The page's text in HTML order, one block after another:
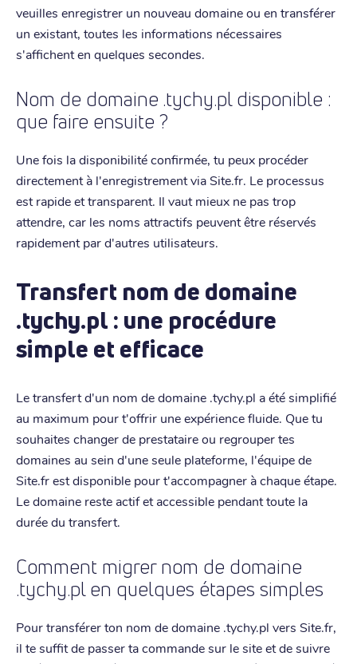
veuilles enregistrer un nouveau domaine ou en transférer
un existant, toutes les informations nécessaires
s'affichent en quelques secondes.
Nom de domaine .tychy.pl disponible :
que faire ensuite ?
Une fois la disponibilité confirmée, tu peux procéder
directement à l'enregistrement via Site.fr. Le processus
est rapide et transparent. Il vaut mieux ne pas trop
attendre, car les noms attractifs peuvent être réservés
rapidement par d'autres utilisateurs.
Transfert nom de domaine
.tychy.pl : une procédure
simple et efficace
Le transfert d'un nom de domaine .tychy.pl a été simplifié
au maximum pour t'offrir une expérience fluide. Que tu
souhaites changer de prestataire ou regrouper tes
domaines au sein d'une seule plateforme, l'équipe de
Site.fr est disponible pour t'accompagner à chaque étape.
Le domaine reste actif et accessible pendant toute la
durée du transfert.
Comment migrer nom de domaine
.tychy.pl en quelques étapes simples
Pour transférer ton nom de domaine .tychy.pl vers Site.fr,
il te suffit de passer ta commande sur le site et de suivre